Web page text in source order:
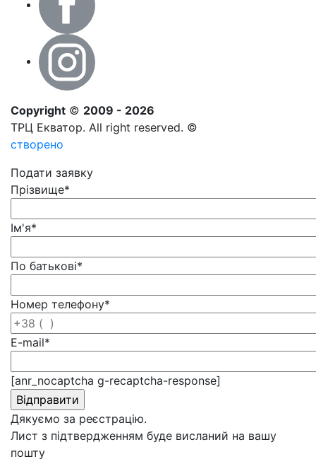
Copyright © 2009 - 2026
ТРЦ Екватор. All right reserved. ©
створено
Подати заявку
Прізвище*
Ім'я*
По батькові*
Номер телефону*
E-mail*
[anr_nocaptcha g-recaptcha-response]
Дякуємо за реєстрацію.
Лист з підтвердженням буде висланий на вашу
пошту